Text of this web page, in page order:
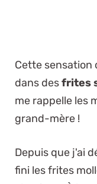
Cette sensation
dans desfrites
me rappelle les
grand-mère !
Depuis que j'ai
fini les frites